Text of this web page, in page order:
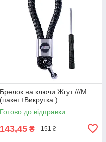
Брелок на ключи Жгут ///М
(пакет+Викрутка )
Готово до відправки
143,45 ₴ 151 ₴